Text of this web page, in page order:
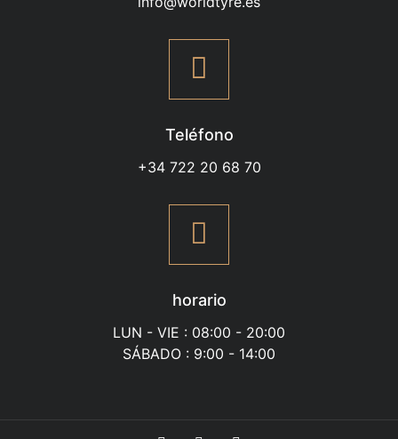
Teléfono
+34 722 20 68 70
horario
LUN - VIE : 08:00 - 20:00
SÁBADO : 9:00 - 14:00